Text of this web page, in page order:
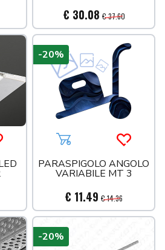
€ 30.08 € 37.60
più tardiAggiungi al carrello
PARASPIGOLO ANGOLO
VARIABILE MT 3
€ 11.49 € 14.36
-20%
-20%